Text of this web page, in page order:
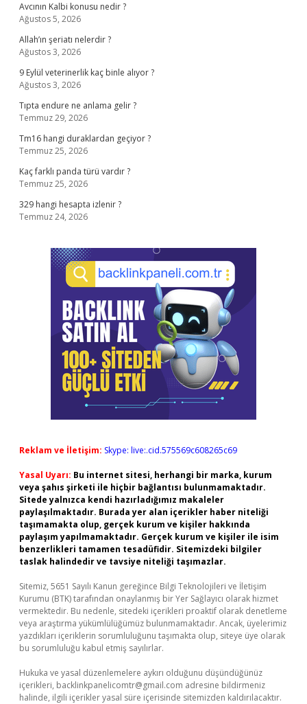
Avcının Kalbi konusu nedir ?
Ağustos 5, 2026
Allah’ın şeriatı nelerdir ?
Ağustos 3, 2026
9 Eylül veterinerlik kaç binle alıyor ?
Ağustos 3, 2026
Tıpta endure ne anlama gelir ?
Temmuz 29, 2026
Tm16 hangi duraklardan geçiyor ?
Temmuz 25, 2026
Kaç farklı panda türü vardır ?
Temmuz 25, 2026
329 hangi hesapta izlenir ?
Temmuz 24, 2026
Reklam ve İletişim: Skype: live:.cid.575569c608265c69
Yasal Uyarı: Bu internet sitesi, herhangi bir marka, kurum
veya şahıs şirketi ile hiçbir bağlantısı bulunmamaktadır.
Sitede yalnızca kendi hazırladığımız makaleler
paylaşılmaktadır. Burada yer alan içerikler haber niteliği
taşımamakta olup, gerçek kurum ve kişiler hakkında
paylaşım yapılmamaktadır. Gerçek kurum ve kişiler ile isim
benzerlikleri tamamen tesadüfidir. Sitemizdeki bilgiler
taslak halindedir ve tavsiye niteliği taşımazlar.
Sitemiz, 5651 Sayılı Kanun gereğince Bilgi Teknolojileri ve İletişim
Kurumu (BTK) tarafından onaylanmış bir Yer Sağlayıcı olarak hizmet
vermektedir. Bu nedenle, sitedeki içerikleri proaktif olarak denetleme
veya araştırma yükümlülüğümüz bulunmamaktadır. Ancak, üyelerimiz
yazdıkları içeriklerin sorumluluğunu taşımakta olup, siteye üye olarak
bu sorumluluğu kabul etmiş sayılırlar.
Hukuka ve yasal düzenlemelere aykırı olduğunu düşündüğünüz
içerikleri, backlinkpanelicomtr@gmail.com adresine bildirmeniz
halinde, ilgili içerikler yasal süre içerisinde sitemizden kaldırılacaktır.